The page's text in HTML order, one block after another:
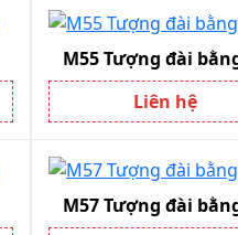
M55 Tượng đài
Liên hệ
M57 Tượng đài